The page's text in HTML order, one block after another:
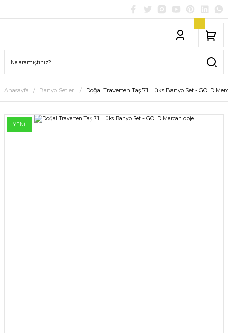
Anasayfa Banyo Setleri Doğal Traverten Taş 7’li Lüks Banyo Set - GOLD
YENİ